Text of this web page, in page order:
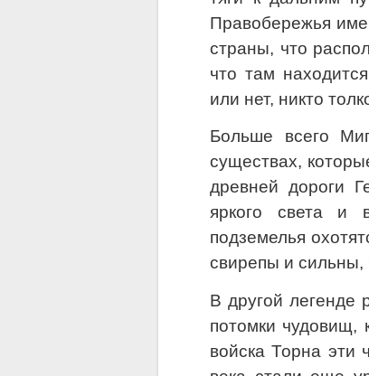
Правобережья
страны, что
что там
или нет, никто
Больше всего
существах,
древней дороги
яркого света и
подземелья
свирепы и сильны,
В другой легенде
потомки
войска Торна